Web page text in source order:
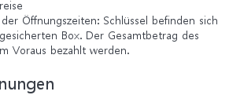
Öffnungszeiten: Schlüssel befinden sich
Box. Der Gesamtbetrag des
Voraus bezahlt werden.